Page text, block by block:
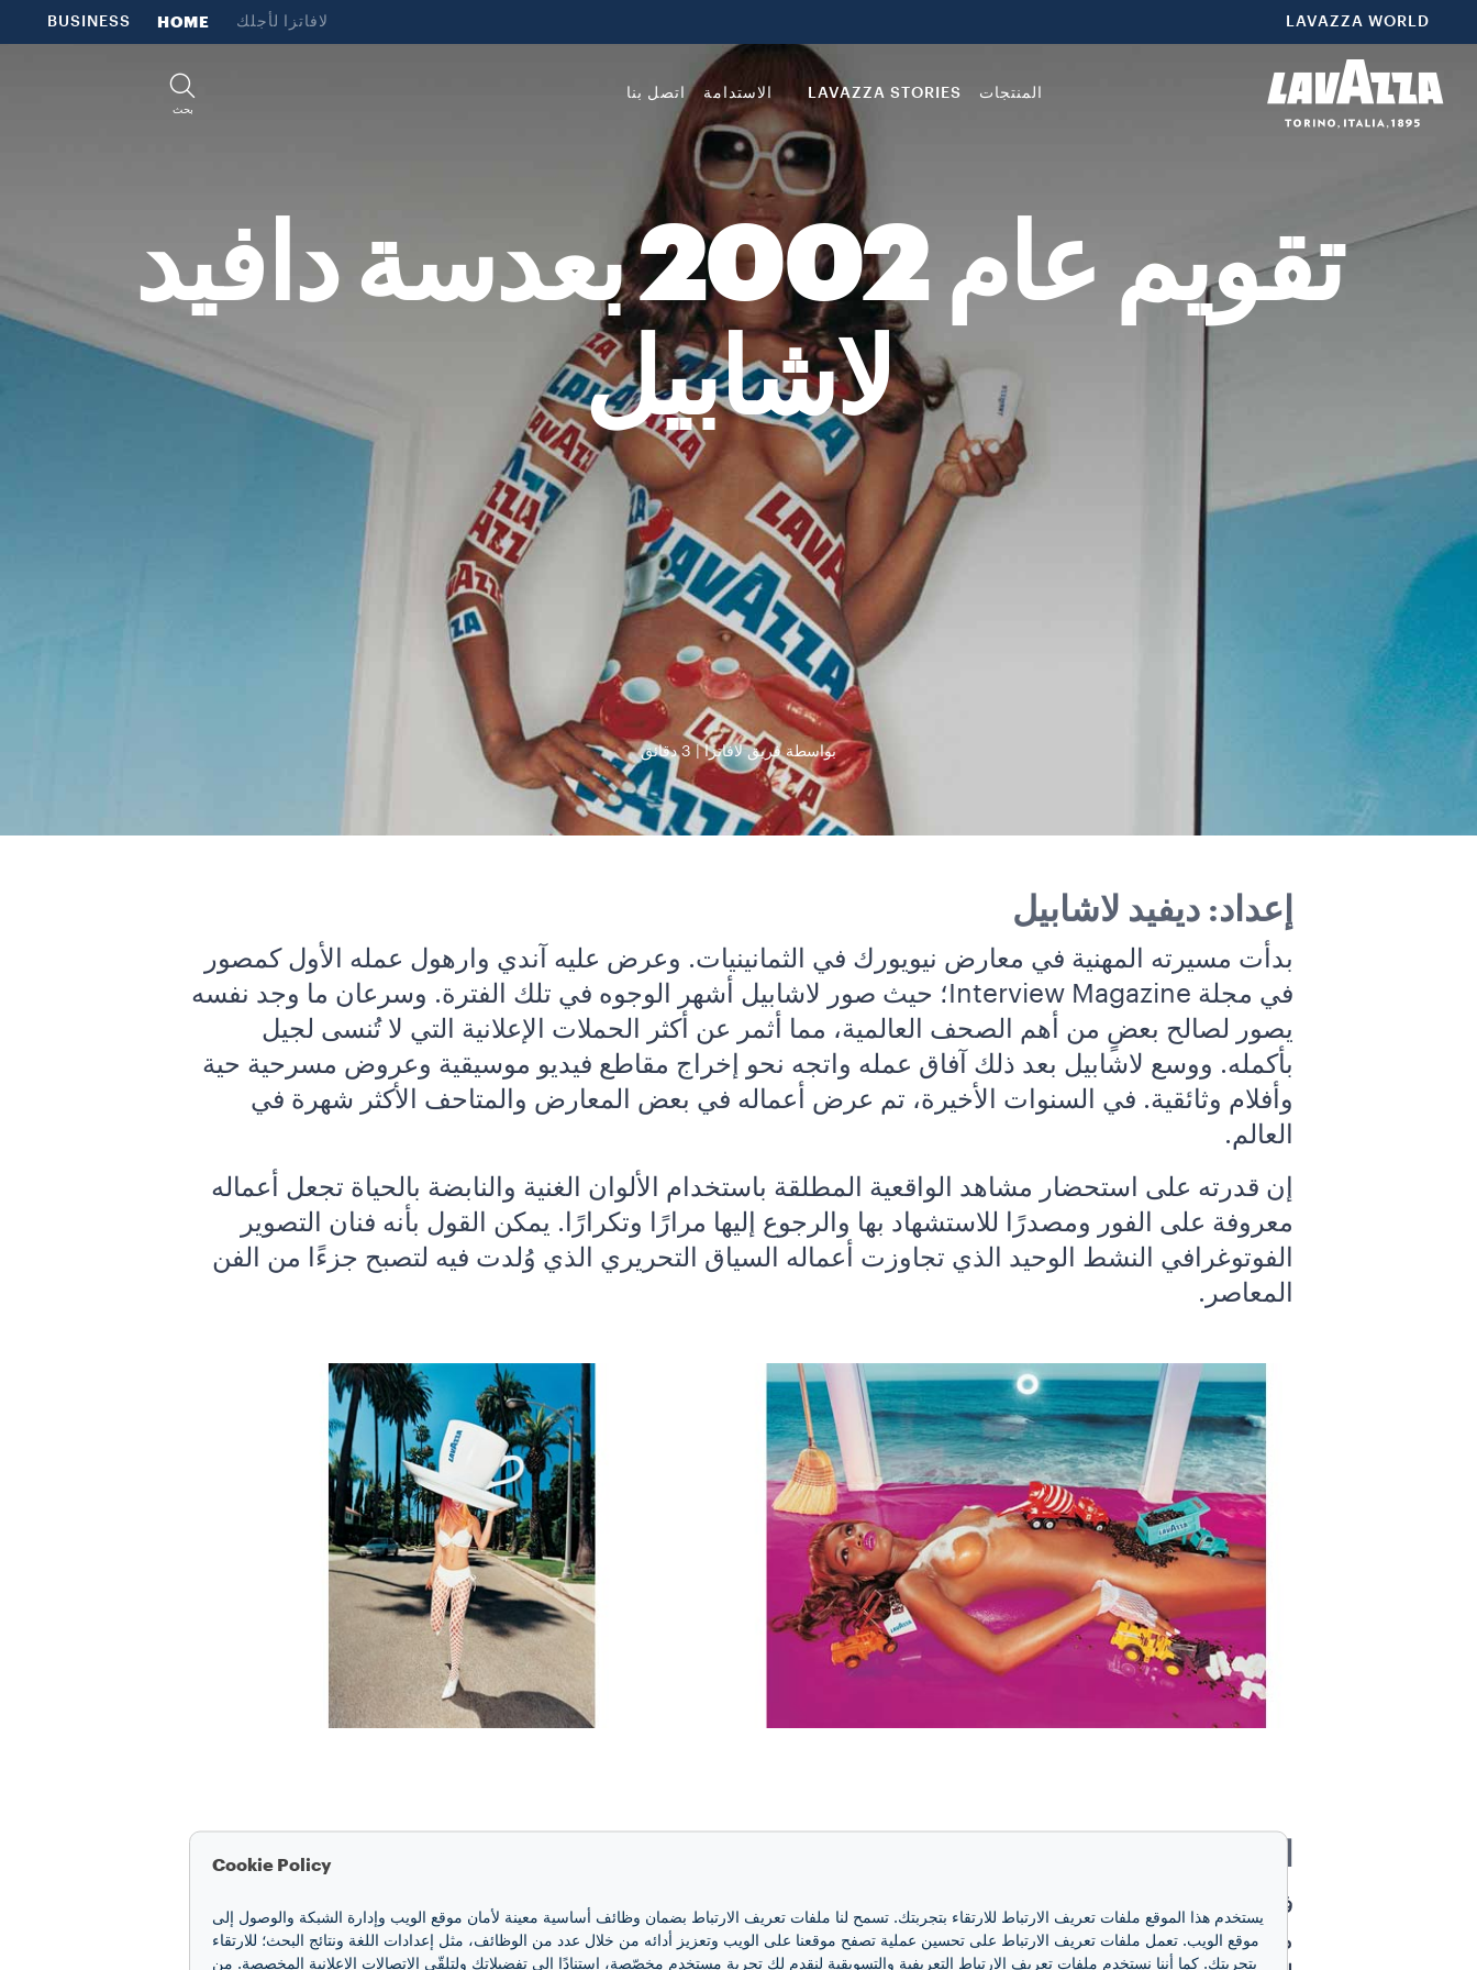
LAVAZZA WORLD لافاتزا لأجلك HOME
BUSINESS
المنتجات LAVAZZA STORIES الاستدامة اتصل بنا
بحث
تقويم عام 2002 بعدسة دافيد
لاشابيل
بواسطة فريق لافاتزا 3 دقائق
إعداد: ديفيد لاشابيل
بدأت مسيرته المهنية في معارض نيويورك في الثمانينيات. وعرض عليه آندي وارهول عمله الأول كمصور
في مجلة Interview Magazine؛ حيث صور لاشابيل أشهر الوجوه في تلك الفترة. وسرعان ما وجد نفسه
يصور لصالح بعضٍ من أهم الصحف العالمية، مما أثمر عن أكثر الحملات الإعلانية التي لا تُنسى لجيل
بأكمله. ووسع لاشابيل بعد ذلك آفاق عمله واتجه نحو إخراج مقاطع فيديو موسيقية وعروض مسرحية حية
وأفلام وثائقية. في السنوات الأخيرة، تم عرض أعماله في بعض المعارض والمتاحف الأكثر شهرة في
العالم.
إن قدرته على استحضار مشاهد الواقعية المطلقة باستخدام الألوان الغنية والنابضة بالحياة تجعل أعماله
معروفة على الفور ومصدرًا للاستشهاد بها والرجوع إليها مرارًا وتكرارًا. يمكن القول بأنه فنان التصوير
الفوتوغرافي النشط الوحيد الذي تجاوزت أعماله السياق التحريري الذي وُلدت فيه لتصبح جزءًا من الفن
المعاصر.
في عام 2002، تم تقديم تقويم لافاتزا بالألوان لأول مرة في تاريخه. حدث هذا التغيير الجذري مع توقيع
مصور مشهور جدًا، معروف أيضًا باسم “ملك فن البوب المعاصر”: ديفيد لاشابيل أعماله لا تخطئها الأعين
Cookie Policy
يستخدم هذا الموقع ملفات تعريف الارتباط للارتقاء بتجربتك. تسمح لنا ملفات تعريف الارتباط بضمان وظائف أساسية معينة لأمان موقع الويب وإدارة الشبكة والوصول إلى
موقع الويب. تعمل ملفات تعريف الارتباط على تحسين عملية تصفح موقعنا على الويب وتعزيز أدائه من خلال عدد من الوظائف، مثل إعدادات اللغة ونتائج البحث؛ للارتقاء
بتجربتك. كما أننا نستخدم ملفات تعريف الارتباط التعريفية والتسويقية لنقدم لك تجربة مستخدم مخصّصة، استنادًا إلى تفضيلاتك ولتلقّي الاتصالات الإعلانية المخصصة. من